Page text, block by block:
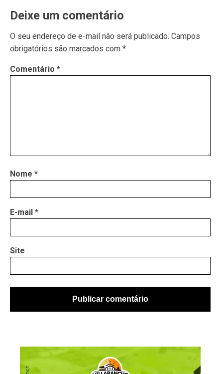
Deixe um comentário
O seu endereço de e-mail não será publicado. Campos
obrigatórios são marcados com *
Comentário *
Nome *
E-mail *
Site